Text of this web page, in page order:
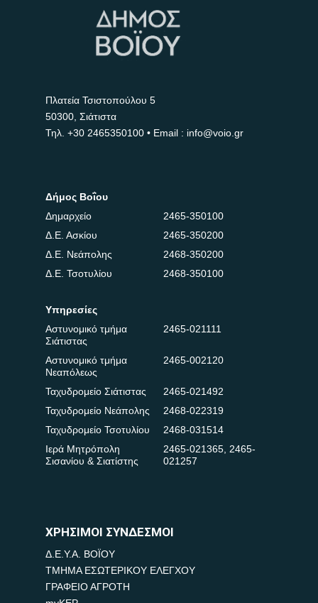
Πλατεία Τσιστοπούλου 5
50300, Σιάτιστα
Τηλ. +30 2465350100 • Email : info@voio.gr
Δήμος Βοΐου
Δημαρχείο
2465-350100
Δ.Ε. Ασκίου
2465-350200
Δ.Ε. Νεάπολης
2468-350200
Δ.Ε. Τσοτυλίου
2468-350100
Υπηρεσίες
Αστυνομικό τμήμα
Σιάτιστας
2465-021111
Αστυνομικό τμήμα
Νεαπόλεως
2465-002120
Ταχυδρομείο Σιάτιστας
2465-021492
Ταχυδρομείο Νεάπολης
2468-022319
Ταχυδρομείο Τσοτυλίου
2468-031514
Ιερά Μητρόπολη
Σισανίου & Σιατίστης
2465-021365, 2465-
021257
ΧΡΗΣΙΜΟΙ ΣΥΝΔΕΣΜΟΙ
Δ.Ε.Υ.Α. ΒΟΪΟΥ
ΤΜΗΜΑ ΕΣΩΤΕΡΙΚΟΥ ΕΛΕΓΧΟΥ
ΓΡΑΦΕΙΟ ΑΓΡΟΤΗ